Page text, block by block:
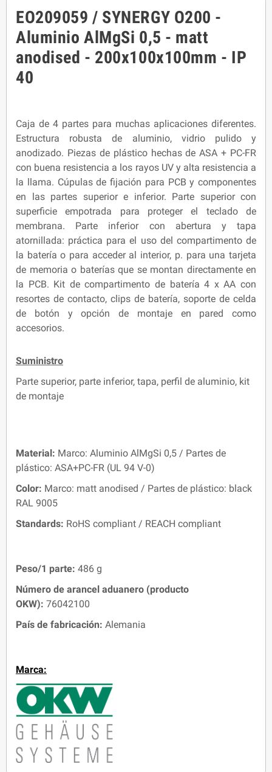
EO209059 / SYNERGY O200 -
Aluminio AlMgSi 0,5 - matt
anodised - 200x100x100mm - IP
40
Caja de 4 partes para muchas aplicaciones diferentes.
Estructura robusta de aluminio, vidrio pulido y
anodizado. Piezas de plástico hechas de ASA + PC-FR
con buena resistencia a los rayos UV y alta resistencia a
la llama. Cúpulas de fijación para PCB y componentes
en las partes superior e inferior. Parte superior con
superficie empotrada para proteger el teclado de
membrana. Parte inferior con abertura y tapa
atornillada: práctica para el uso del compartimento de
la batería o para acceder al interior, p. para una tarjeta
de memoria o baterías que se montan directamente en
la PCB. Kit de compartimento de batería 4 x AA con
resortes de contacto, clips de batería, soporte de celda
de botón y opción de montaje en pared como
accesorios.
Suministro
Parte superior, parte inferior, tapa, perfil de aluminio, kit
de montaje
Material: Marco: Aluminio AlMgSi 0,5 / Partes de
plástico: ASA+PC-FR (UL 94 V-0)
Color: Marco: matt anodised / Partes de plástico: black
RAL 9005
Standards: RoHS compliant / REACH compliant
Peso/1 parte: 486 g
Número de arancel aduanero (producto
OKW): 76042100
País de fabricación: Alemania
Marca: